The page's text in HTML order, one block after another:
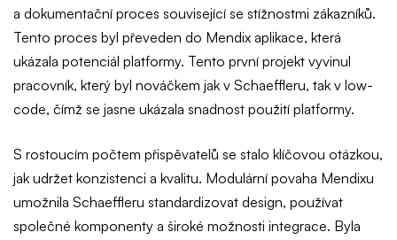
a dokumentační proces související se stížnostmi zákazníků.
Tento proces byl převeden do Mendix aplikace, která
ukázala potenciál platformy. Tento první projekt vyvinul
pracovník, který byl nováčkem jak v Schaeffleru, tak v low-
code, čímž se jasne ukázala snadnost použití platformy.
S rostoucím počtem přispěvatelů se stalo klíčovou otázkou,
jak udržet konzistenci a kvalitu. Modulární povaha Mendixu
umožnila Schaeffleru standardizovat design, používat
společné komponenty a široké možnosti integrace. Byla